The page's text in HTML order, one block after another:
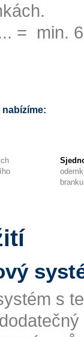
= min.
s